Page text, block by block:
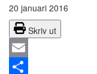
20 januari 2016
Skriv ut
Email